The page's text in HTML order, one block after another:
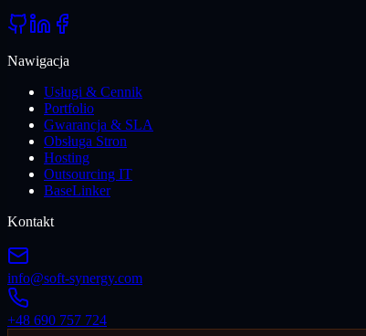
Nawigacja
Usługi & Cennik
Portfolio
Gwarancja & SLA
Obsługa Stron
Hosting
Outsourcing IT
BaseLinker
Kontakt
info@soft-synergy.com
+48 690 757 724